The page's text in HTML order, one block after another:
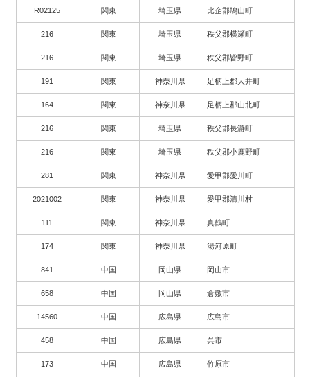
R02125 関東 埼玉県 比企郡鳩山町
216 関東 埼玉県 秩父郡横瀬町
216 関東 埼玉県 秩父郡皆野町
191 関東 神奈川県 足柄上郡大井町
164 関東 神奈川県 足柄上郡山北町
216 関東 埼玉県 秩父郡長瀞町
216 関東 埼玉県 秩父郡小鹿野町
281 関東 神奈川県 愛甲郡愛川町
2021002 関東 神奈川県 愛甲郡清川村
111 関東 神奈川県 真鶴町
174 関東 神奈川県 湯河原町
841 中国 岡山県 岡山市
658 中国 岡山県 倉敷市
14560 中国 広島県 広島市
458 中国 広島県 呉市
173 中国 広島県 竹原市